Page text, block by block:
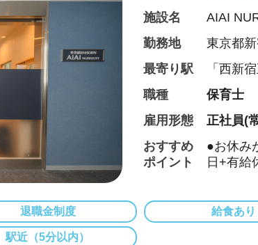
施設名
AIAI
勤務地
東京都
宿３階
最寄り駅
「西新
職種
保育士
雇用形態
正社員(
おすすめ
ポイント
●お休み
日+有給
ど福利
●少人数
退職金制度 給食あり
駅近（5分以内）